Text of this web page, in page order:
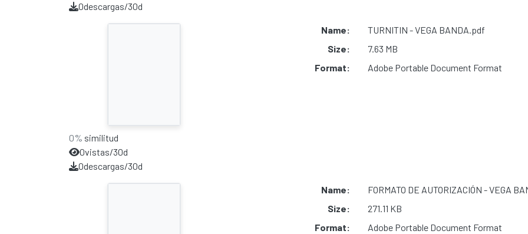
0descargas/30d
0% similitud
0vistas/30d
0descargas/30d
Name:
TURNITIN - VEGA BANDA.pdf
Size:
7.63 MB
Format:
Adobe Portable Document Format
Name:
FORMATO DE AUTORIZACIÓN - VEGA
Size:
271.11 KB
Format:
Adobe Portable Document Format